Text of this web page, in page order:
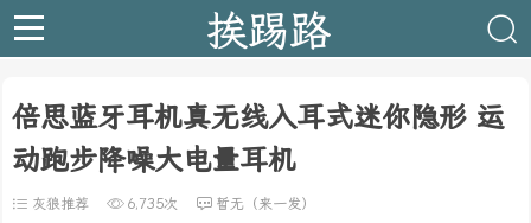
挨踢路
倍思蓝牙耳机真无线入耳式迷你隐形 运
动跑步降噪大电量耳机
灰狼推荐 6,735次 暂无（来一发）